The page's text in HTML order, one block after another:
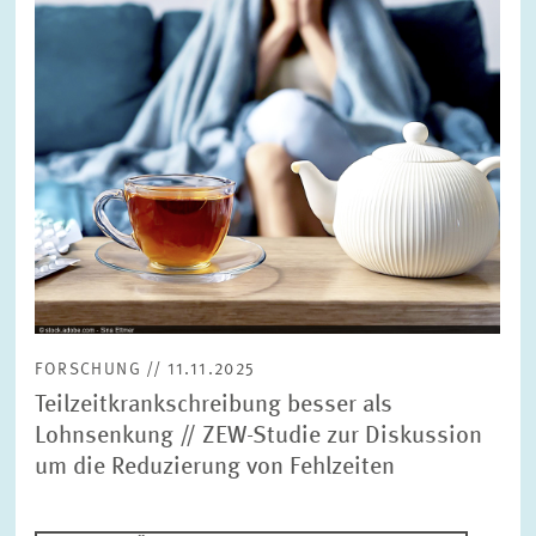
FORSCHUNG // 11.11.2025
Teilzeitkrankschreibung besser als
Lohnsenkung // ZEW-Studie zur Diskussion
um die Reduzierung von Fehlzeiten